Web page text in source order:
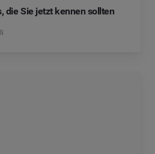
die Sie jetzt kennen sollten